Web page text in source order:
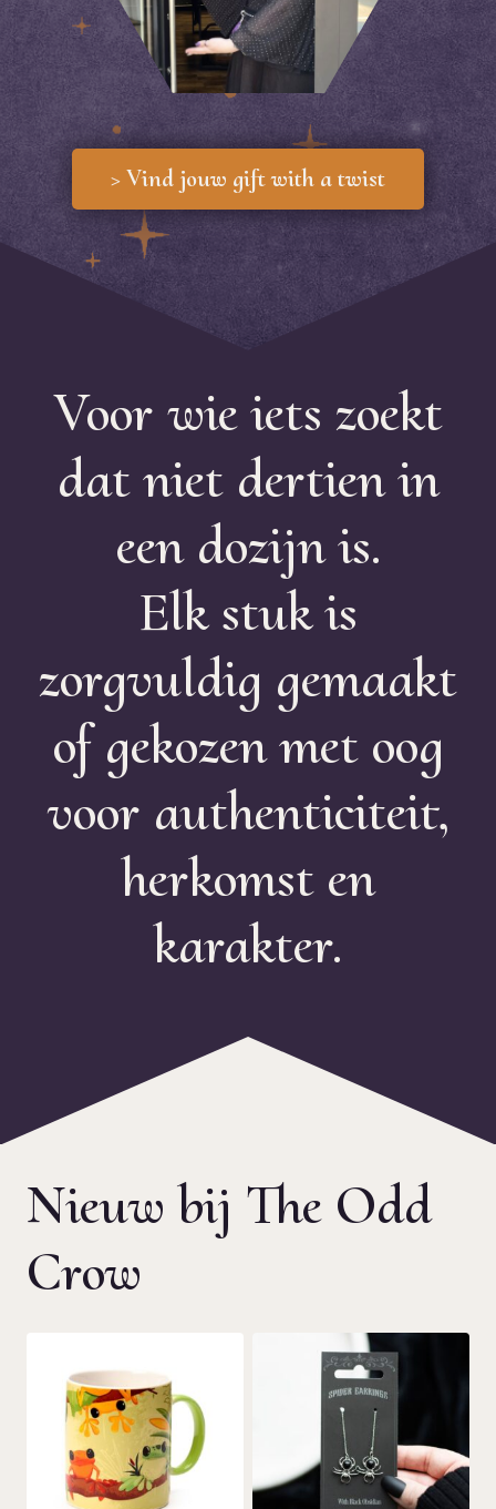
> Vind jouw gift with a twist
Voor wie iets zoekt
dat niet dertien in
een dozijn is.
Elk stuk is
zorgvuldig gemaakt
of gekozen met oog
voor authenticiteit,
herkomst en
karakter.
Nieuw bij The Odd
Crow